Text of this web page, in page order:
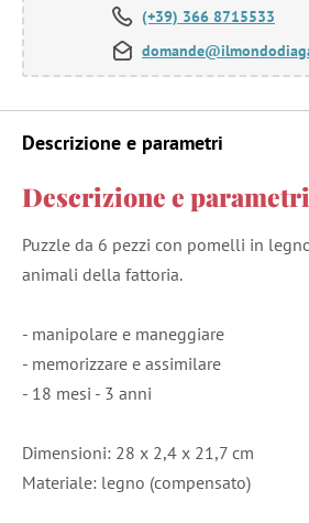
(+39) 366 8715533
Descrizione e parametri
Descrizione e parametri
Puzzle da 6 pezzi con pomelli in
animali della fattoria.
- manipolare e maneggiare
- memorizzare e assimilare
- 18 mesi - 3 anni
Dimensioni: 28 x 2,4 x 21,7 cm
Materiale: legno (compensato)